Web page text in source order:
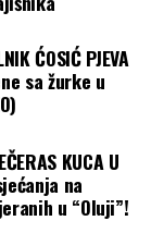
revoltiran
pišuĆOSIĆ PJEVA
sa žurke u
KUCA U
na
u “Oluji”!